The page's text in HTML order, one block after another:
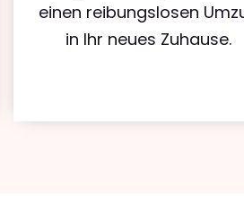
einen reibungslosen
in Ihr neues Zuhause.